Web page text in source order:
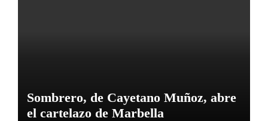
Sombrero, de Cayetano Muñoz, abre
el cartelazo de Marbella